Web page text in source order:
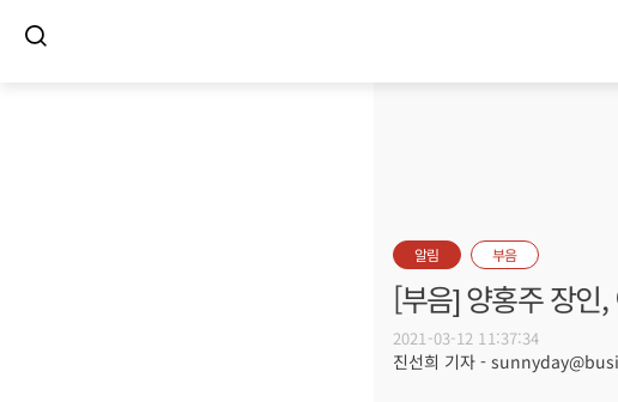
알림 부음
[부음] 양홍주 장인
2021-03-12 11:37:34
진선희 기자 -